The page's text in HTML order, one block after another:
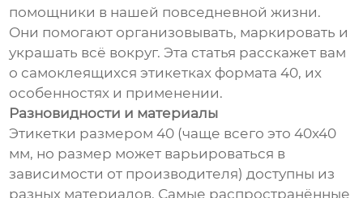
помощники в нашей повседневной жизни.
Они помогают организовывать, маркировать и
украшать всё вокруг. Эта статья расскажет вам
о самоклеящихся этикетках формата 40, их
особенностях и применении.
Разновидности и материалы
Этикетки размером 40 (чаще всего это 40x40
мм, но размер может варьироваться в
зависимости от производителя) доступны из
разных материалов. Самые распространённые